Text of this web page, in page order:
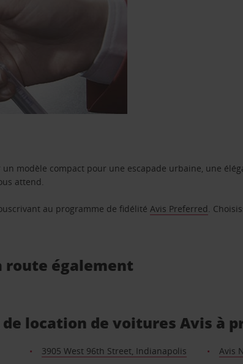
modèle compact pour une escapade urbaine, une
attend.
au programme de fidélitéAvis Preferred.
route également
location de voitures Avis à
3905 West 96th Street, Indianapolis Avis